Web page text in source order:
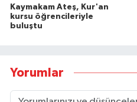
Kaymakam Ateş, Kur'an
kursu öğrencileriyle
buluştu
Yorumlar